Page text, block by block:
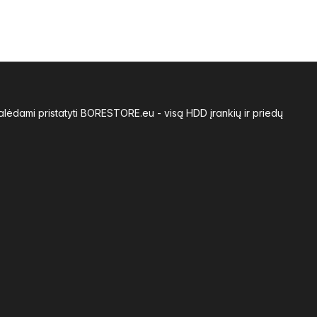
pristatyti BORESTORE.eu - visą HDD įrankių ir priedų